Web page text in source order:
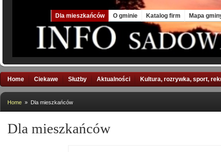
Dla mieszkańców O gminie Katalog firm Mapa
Home Ciekawe Służby Aktualności Kultura, rozrywka, sport,
Home » Dla mieszkańców
Dla mieszkańców